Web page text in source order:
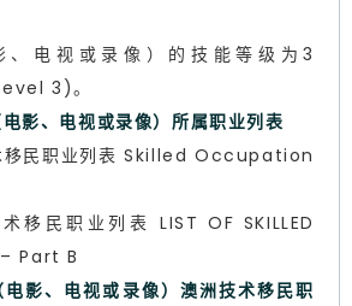
电视或录像）的技能等级为3
3)。
影、电视或录像）所属职业列表
移民职业列表 Skilled Occupation
移民职业列表 LIST OF SKILLED
Part B
影、电视或录像）澳洲技术移民职